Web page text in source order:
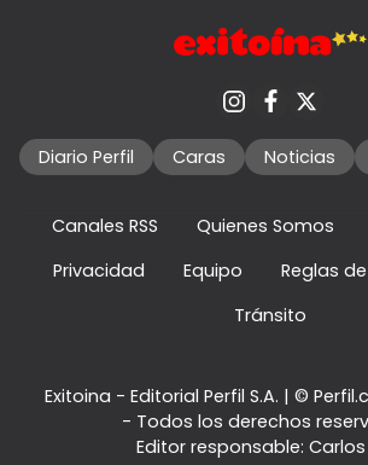
Diario Perfil Caras Noticias
Canales RSS Quienes Somos
Privacidad
Equipo
Reglas
Tránsito
Exitoina - Editorial Perfil S.A. | ©
- Todos los derechos
Editor responsable: Carlos